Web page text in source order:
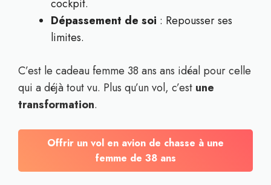
cockpit.
Dépassement de soi : Repousser ses
limites.
C’est le cadeau femme 38 ans ans idéal pour celle
qui a déjà tout vu. Plus qu’un vol, c’est une
transformation.
Offrir un vol en avion de chasse à une
femme de 38 ans